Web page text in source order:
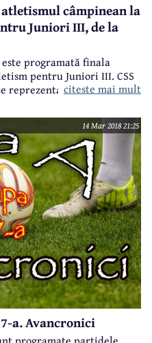
câmpinean la
Juniori III, de la
programată finala
pentru Juniori III. CSS
reprezentată de un singur
citeste mai mult
14 Mar 2018 21:25
a. Avancronici